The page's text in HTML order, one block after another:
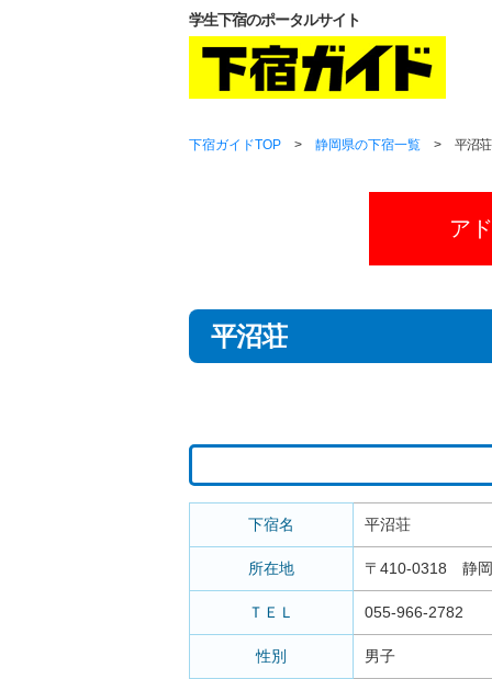
学生下宿のポータルサイト
下宿ガイドTOP > 静岡県の下宿一覧 > 平沼荘
ア
平沼荘
下宿名 平沼荘
所在地 〒410-0318 静
ＴＥＬ 055-966-2782
性別 男子